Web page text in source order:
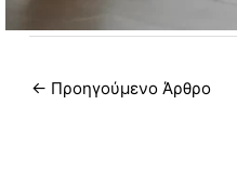
← Προηγούμενο Άρθρο